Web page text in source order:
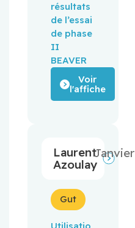
résultats
de l’essai
de phase
II
BEAVER
Voir
l'affiche
Laurent
Azoulay
Janvier
Gut